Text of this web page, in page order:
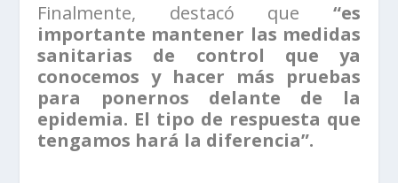
Finalmente, destacó que “es
importante mantener las medidas
sanitarias de control que ya
conocemos y hacer más pruebas
para ponernos delante de la
epidemia. El tipo de respuesta que
tengamos hará la diferencia”.